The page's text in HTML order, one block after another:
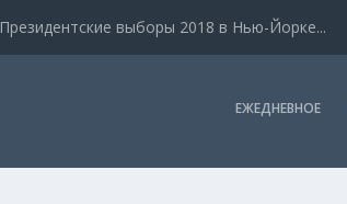
Президентские выборы 2018 в Нью-Йорке...
ЕЖЕДНЕВНОЕ